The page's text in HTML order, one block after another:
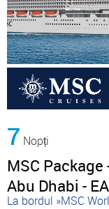
7 Nopți
MSC
Abu Dhabi -
La bordul »MSC